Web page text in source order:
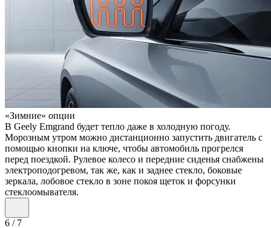
«Зимние» опции
В Geely Emgrand будет тепло даже в холодную погоду.
Морозным утром можно дистанционно запустить двигатель с
помощью кнопки на ключе, чтобы автомобиль прогрелся
перед поездкой. Рулевое колесо и передние сиденья снабжены
электроподогревом, так же, как и заднее стекло, боковые
зеркала, лобовое стекло в зоне покоя щеток и форсунки
стеклоомывателя.
6 / 7